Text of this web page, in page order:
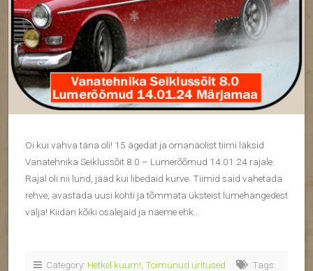
Oi kui vahva täna oli! 15 ägedat ja omanäolist tiimi läksid
Vanatehnika Seiklussõit 8.0 – Lumerõõmud 14.01.24 rajale.
Rajal oli nii lund, jääd kui libedaid kurve. Tiimid said vahetada
rehve, avastada uusi kohti ja tõmmata üksteist lumehangedest
välja! Kiidan kõiki osalejaid ja näeme ehk…
Category: Hetkel kuum! Toimunud üritused
Tags: